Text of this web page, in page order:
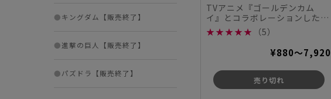
●キングダム【販売終了】
●進撃の巨人【販売終了】
●パズドラ【販売終了】
TVアニメ『ゴールデンカム
イ』とコラボレーションしたシ
ヤチハタのスタンプが期間限定
で販売...
★ ★ ★ ★ ★ （5）
¥880～7,920
売り切れ